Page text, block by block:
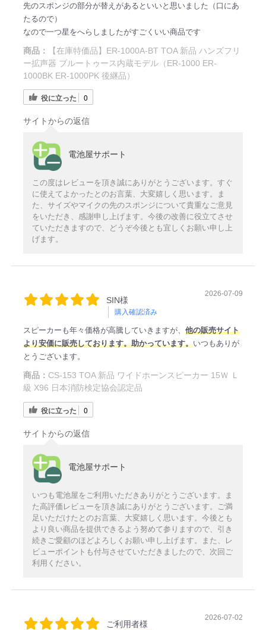
先のスポンジの部分が替えがあるといいと思いました（口にあ
たるので）
なので一つ星をへらしましたがすごくいい商品です
商品：
【在庫特価品】ER-1000A-BT TOA 新品 ハンズフリ
ー拡声器 ブルートゥース内蔵モデル（ER-1000 ER-
1000BK ER-1000PK 後継品）
役に立った 0
サイトからの返信
電池屋サポート
この度はレビューを頂き誠にありがとうございます。すぐ
に使えてよかったとのお言葉、大変嬉しく思います。ま
た、サイズやマイクの先のスポンジについて貴重なご意見
をいただき、感謝申し上げます。今後の改善に役立てさせ
ていただきますので、どうぞ今後とも宜しくお願い申し上
げます。
SIN様
購入確認済み
2026-07-09
スピーカーも年々価格が高騰していきますが、 他の販売サイト
より安価に販売しております。助かっています。いつもありが
とうございます。
商品： CS-153 TOA 新品 ワイドホーンスピーカー 15Ｗ Ｌ
級 X96 日本消防検定協会認定品
役に立った 0
サイトからの返信
電池屋サポート
いつも電池屋をご利用いただきありがとうございます。ま
た高評価レビューを頂き誠にありがとうございます。ご満
足いただけたとのお言葉、大変嬉しく思います。今後とも
より良い商品を提供できるよう努めて参りますので、引き
続きご愛顧のほどよろしくお願い申し上げます。また、レ
ビューポイントも付与させていただきましたので、次回ご
利用ください。
ご利用者様
2026-07-02